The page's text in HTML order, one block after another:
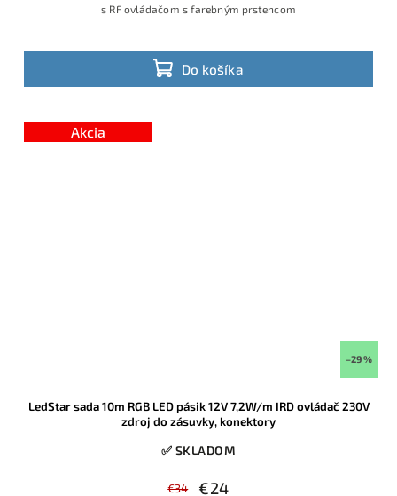
Do košíka
s RF ovládačom s farebným prstencom
Akcia
–29 %
LedStar sada 10m RGB LED pásik 12V 7,2W/m IRD ovládač 230V
zdroj do zásuvky, konektory
✅ SKLADOM
€34 €24